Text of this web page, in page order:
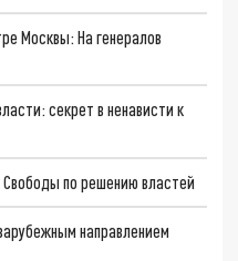
Москвы: На генералов
секрет в ненависти к
по решению властей
направлением